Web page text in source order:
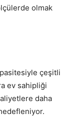
olmak
çeşitli
ev sahipliği
daha